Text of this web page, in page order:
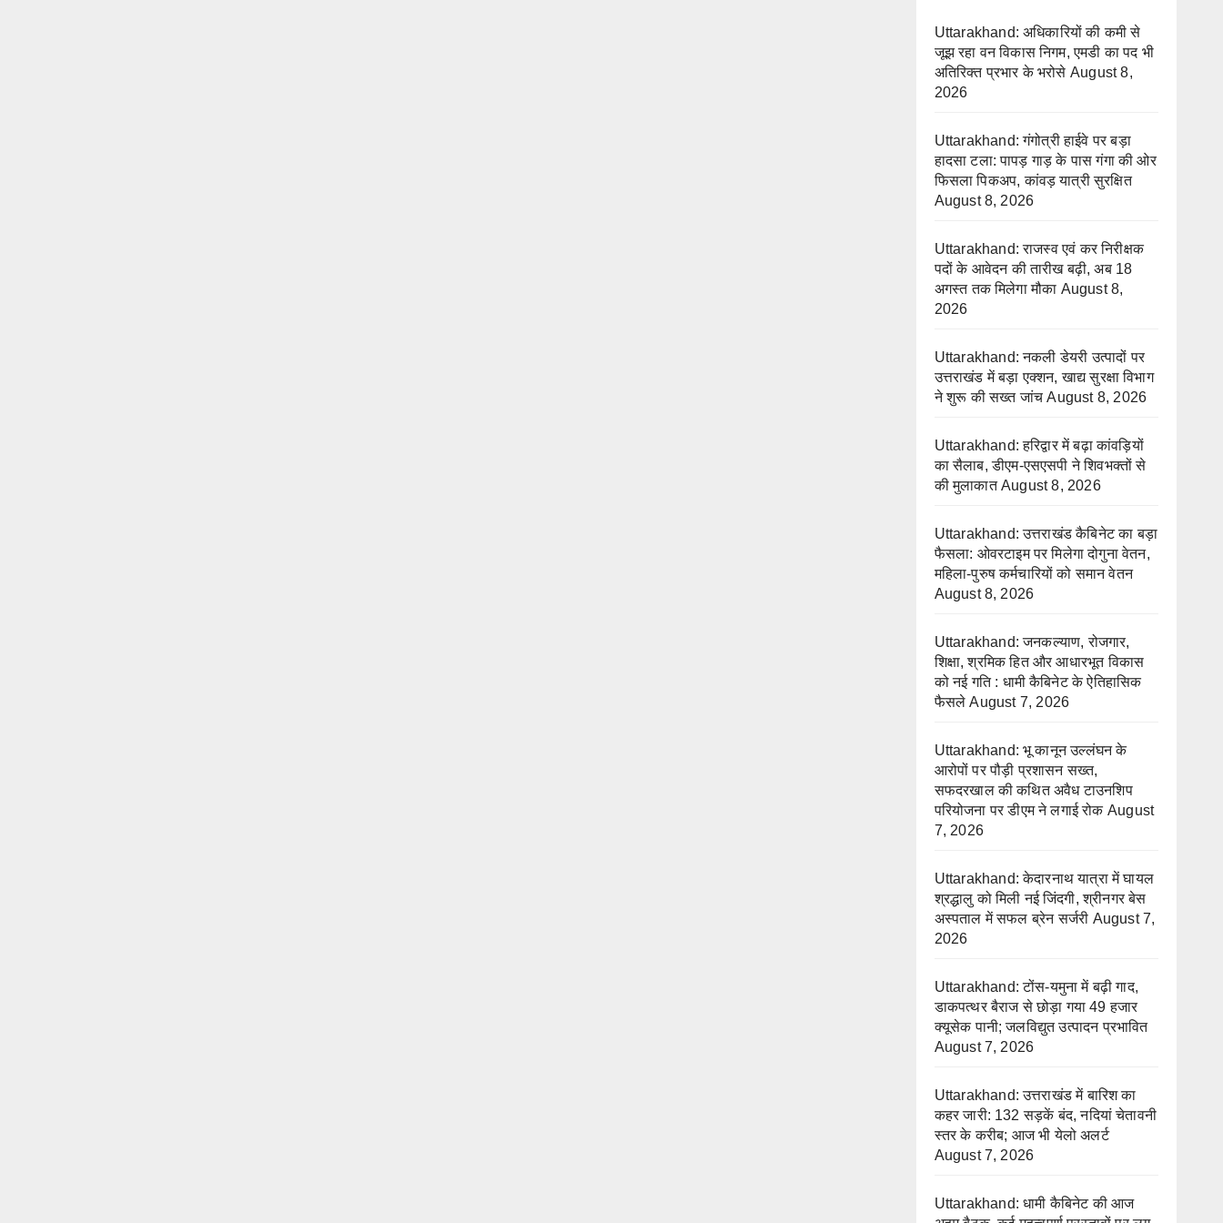
Uttarakhand: अधिकारियों की कमी से
जूझ रहा वन विकास निगम, एमडी का पद भी
अतिरिक्त प्रभार के भरोसे August 8,
2026
Uttarakhand: गंगोत्री हाईवे पर बड़ा
हादसा टला: पापड़ गाड़ के पास गंगा की ओर
फिसला पिकअप, कांवड़ यात्री सुरक्षित
August 8, 2026
Uttarakhand: राजस्व एवं कर निरीक्षक
पदों के आवेदन की तारीख बढ़ी, अब 18
अगस्त तक मिलेगा मौका August 8,
2026
Uttarakhand: नकली डेयरी उत्पादों पर
उत्तराखंड में बड़ा एक्शन, खाद्य सुरक्षा विभाग
ने शुरू की सख्त जांच August 8, 2026
Uttarakhand: हरिद्वार में बढ़ा कांवड़ियों
का सैलाब, डीएम-एसएसपी ने शिवभक्तों से
की मुलाकात August 8, 2026
Uttarakhand: उत्तराखंड कैबिनेट का बड़ा
फैसला: ओवरटाइम पर मिलेगा दोगुना वेतन,
महिला-पुरुष कर्मचारियों को समान वेतन
August 8, 2026
Uttarakhand: जनकल्याण, रोजगार,
शिक्षा, श्रमिक हित और आधारभूत विकास
को नई गति : धामी कैबिनेट के ऐतिहासिक
फैसले August 7, 2026
Uttarakhand: भू कानून उल्लंघन के
आरोपों पर पौड़ी प्रशासन सख्त,
सफदरखाल की कथित अवैध टाउनशिप
परियोजना पर डीएम ने लगाई रोक August
7, 2026
Uttarakhand: केदारनाथ यात्रा में घायल
श्रद्धालु को मिली नई जिंदगी, श्रीनगर बेस
अस्पताल में सफल ब्रेन सर्जरी August 7,
2026
Uttarakhand: टोंस-यमुना में बढ़ी गाद,
डाकपत्थर बैराज से छोड़ा गया 49 हजार
क्यूसेक पानी; जलविद्युत उत्पादन प्रभावित
August 7, 2026
Uttarakhand: उत्तराखंड में बारिश का
कहर जारी: 132 सड़कें बंद, नदियां चेतावनी
स्तर के करीब; आज भी येलो अलर्ट
August 7, 2026
Uttarakhand: धामी कैबिनेट की आज